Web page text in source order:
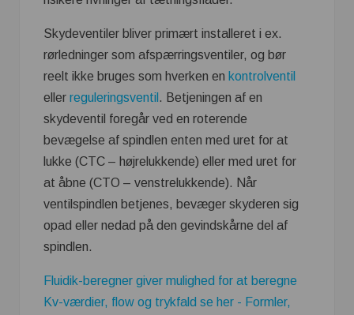
Skydeventiler bliver primært installeret i ex.
rørledninger som afspærringsventiler, og bør
reelt ikke bruges som hverken en kontrolventil
eller reguleringsventil . Betjeningen af en
skydeventil foregår ved en roterende
bevægelse af spindlen enten med uret for at
lukke (CTC – højrelukkende) eller med uret for
at åbne (CTO – venstrelukkende). Når
ventilspindlen betjenes, bevæger skyderen sig
opad eller nedad på den gevindskårne del af
spindlen.
Fluidik-beregner giver mulighed for at beregne
Kv-værdier, flow og trykfald se her - Formler,